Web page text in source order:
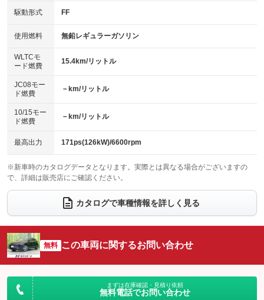
USB入力端子
：装備あり
100V電源
：装備なし
センターデフロック
：装備なし
電動格納ミラー
：装備あり
HID(キセノンライト)
：装備なし
バックカメラ
：装備あり
エアロ
：装備なし
：装備なし
パワーシート
ベンチシート
：装備なし
チップアップシート
：装備なし
：装備なし ：装備なし
ウォークスルー
：装備なし
電動リアゲート フロントカメラ
：装備なし
：装備なし ：装備なし
サイドカメラ
：装備なし ルーフレール
：装備なし
：装備なし
：装備なし
駆動形式 FF
使用燃料 無鉛レギュラーガソリン
WLTCモ
ード燃費
15.4km/リットル
JC08モー
ド燃費
－km/リットル
10/15モー
ド燃費
－km/リットル
最高出力 171ps(126kW)/6600rpm
※新車時のカタログデータとなります。実際とは異なる場合がございますの
で、詳細は販売店にご確認ください。
カタログで車種情報を詳しく見る
無料 この車両に関するお問い合わせ
まずは在庫確認・見積り依頼
無料電話でお問い合わせ